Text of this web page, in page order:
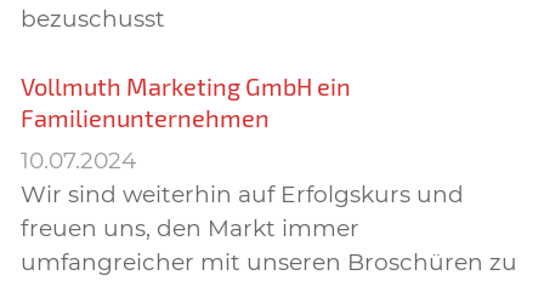
bezuschusst
Vollmuth Marketing GmbH ein
Familienunternehmen
10.07.2024
Wir sind weiterhin auf Erfolgskurs und
freuen uns, den Markt immer
umfangreicher mit unseren Broschüren zu